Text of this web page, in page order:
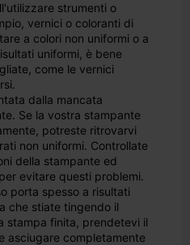
strumenti o
vernici o coloranti di
a colori non uniformi o a
uniformi, è bene
come le vernici
dalla mancata
Se la vostra stampante
potreste ritrovarvi
non uniformi. Controllate
della stampante ed
evitare questi problemi.
porta spesso a risultati
che stiate tingendo il
stampa finita, prendetevi il
asciugare completamente